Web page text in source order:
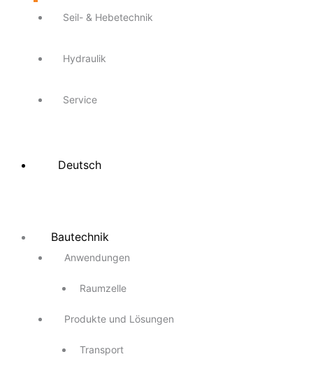
Seil- & Hebetechnik
Hydraulik
Service
Deutsch
Bautechnik
Anwendungen
Raumzelle
Produkte und Lösungen
Transport